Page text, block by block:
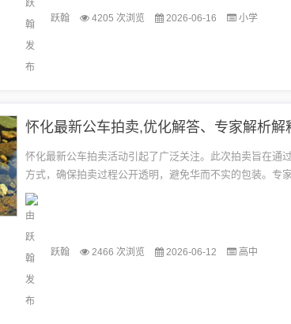
跃翰 4205 次浏览 2026-06-16 小学
怀化最新公车拍卖活动引起了广泛关注。此次拍卖旨在通
方式，确保拍卖过程公开透明，避免华而不实的包装。专
公平、公正、公开的原则，确保拍卖结果真实有效。相关
程...
跃翰 2466 次浏览 2026-06-12 高中